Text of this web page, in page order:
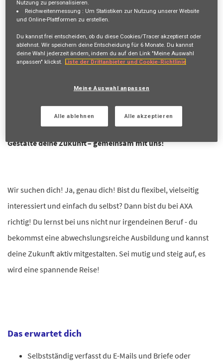
01/07/2026
mail_outline
Erhalte zukünftige Jobangebote, die mit deiner Suche
übereinstimmen.
Gestalte deine Zukunft – gemeinsam mit uns!
Wir suchen dich! Ja, genau dich! Bist du flexibel, vielseitig
interessiert und einfach du selbst? Dann bist du bei AXA
richtig! Du lernst bei uns nicht nur irgendeinen Beruf - du
bekommst eine abwechslungsreiche Ausbildung und kannst
deine Zukunft aktiv mitgestalten. Sei mutig und steig auf, es
wird eine spannende Reise!
Das erwartet dich
Selbstständig verfasst du E-Mails und Briefe oder
Nutzung zu personalisieren.
Reichweitenmessung : Um Statistiken zur Nutzung unserer Website
und Online-Plattformen zu erstellen.
Du kannst frei entscheiden, ob du diese Cookies/Tracer akzeptierst oder
ablehnst. Wir speichern deine Entscheidung für 6 Monate . Du kannst
deine Wahl jederzeit ändern, indem du auf den Link "Meine Auswahl
anpassen" klickst.
Liste der Drittanbieter und Cookie-Richtlinie
Meine Auswahl anpassen
Alle ablehnen Alle akzeptieren